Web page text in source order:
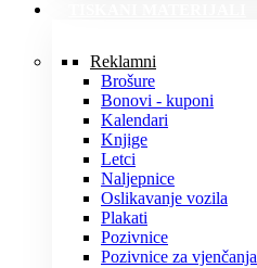
Reklamni
Brošure
Bonovi - kuponi
Kalendari
Knjige
Letci
Naljepnice
Oslikavanje vozila
Plakati
Pozivnice
Pozivnice za vjenčanja